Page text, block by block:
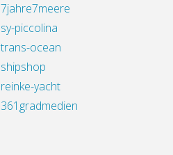
7jahre7meere
sy-piccolina
trans-ocean
shipshop
reinke-yacht
361gradmedien